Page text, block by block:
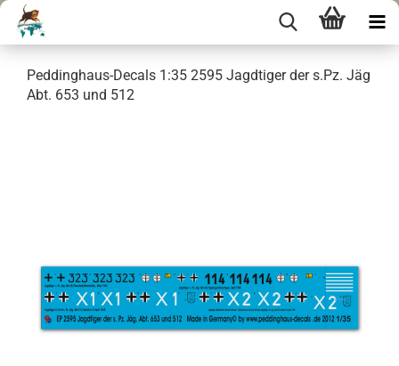
Peddinghaus-Decals 1:35 2595 Jagdtiger der s.Pz. Jäg
Abt. 653 und 512